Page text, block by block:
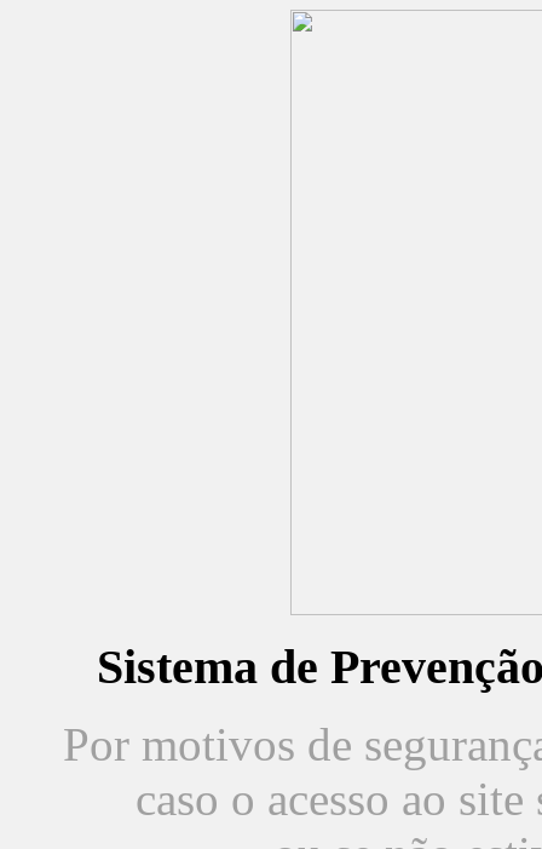
Sistema de
Por motivos de
caso o acesso ao